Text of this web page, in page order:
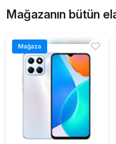
Mağazanın bütün
Mağaza